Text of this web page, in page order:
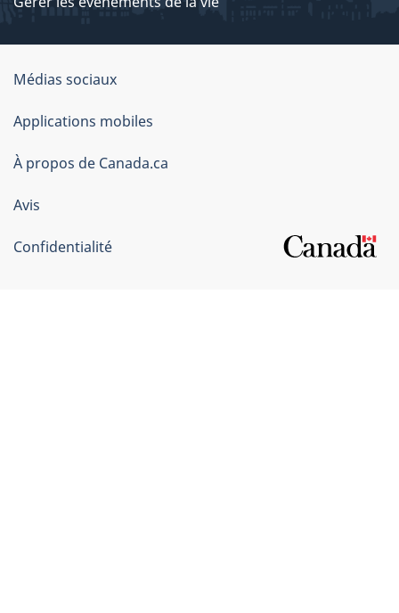
Organisation
du
gouvernement
du
Canada
Médias sociaux
Applications mobiles
À propos de Canada.ca
Avis
Confidentialité